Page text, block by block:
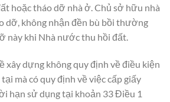
hoặc tháo dỡ nhà ở. Chủ sở hữu nhà
dỡ, không nhận đền bù bồi thường
này khi Nhà nước thu hồi đất.
xây dựng không quy định về điều kiện
mà có quy định về việc cấp giấy
hạn sử dụng tại khoản 33 Điều 1